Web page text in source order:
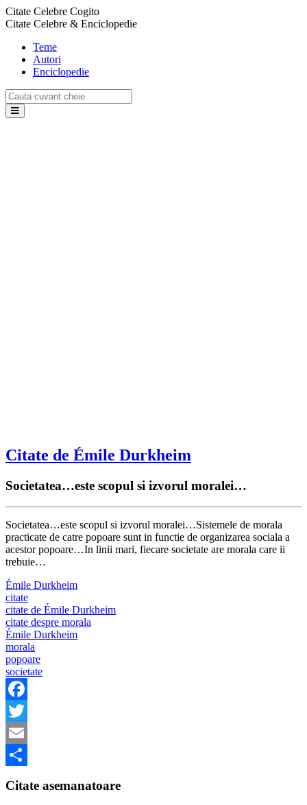
Citate Celebre Cogito
Citate Celebre & Enciclopedie
Teme
Autori
Enciclopedie
Citate de Émile Durkheim
Societatea…este scopul si izvorul moralei…
Societatea…este scopul si izvorul moralei…Sistemele de morala
practicate de catre popoare sunt in functie de organizarea sociala a
acestor popoare…In linii mari, fiecare societate are morala care ii
trebuie…
Émile Durkheim
citate
citate de Émile Durkheim
citate despre morala
Émile Durkheim
morala
popoare
societate
Facebook
Twitter
Email
Citate asemanatoare